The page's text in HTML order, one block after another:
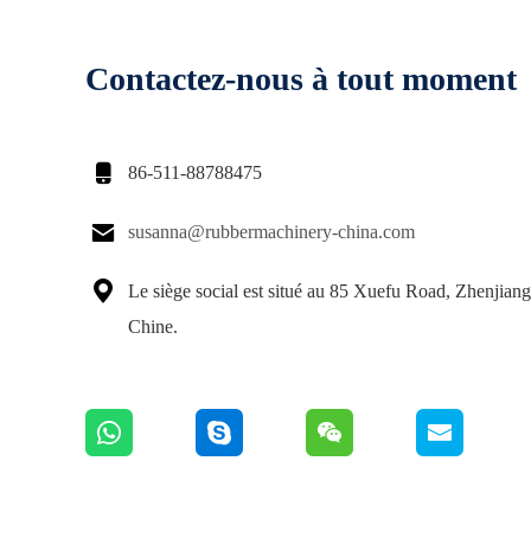
Contactez-nous à tout moment
 86-511-88788475
 susanna@rubbermachinery-china.com

Le siège social est situé au 85 Xuefu Road,
Chine.